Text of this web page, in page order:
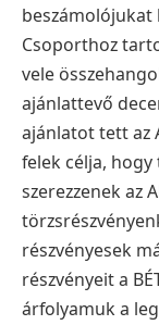
beszámolójukat
Csoporthoz
vele
ajánlattevő
ajánlatot tett az
felek célja,
szerezzenek az
részvényesek
részvényeit a
árfolyamuk a